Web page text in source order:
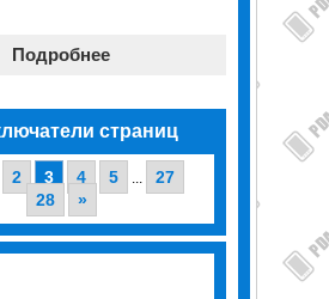
Подробнее
страниц
2 3 4 5 ...
27
28
»